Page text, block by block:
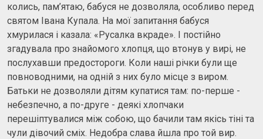
колись, пам’ятаю, бабуся не дозволяла, особливо перед
святом Івана Купала. На мої запитання бабуся
хмурилася і казала: «Русалка вкраде». І постійно
згадувала про знайомого хлопця, що втонув у вирі, не
послухавши предостороги. Коли наші річки були ще
повноводними, на одній з них було місце з виром.
Батьки не дозволяли дітям купатися там: по-перше -
небезпечно, а по-друге - деякі хлопчаки
перешіптувалися між собою, що бачили там якісь тіні та
чули дівочий сміх. Недобра слава йшла про той вир.